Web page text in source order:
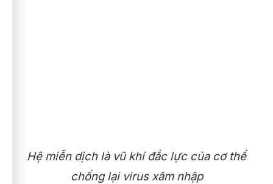
Hệ miễn dịch là vũ khí đắc lực của cơ thể
chống lại virus xâm nhập